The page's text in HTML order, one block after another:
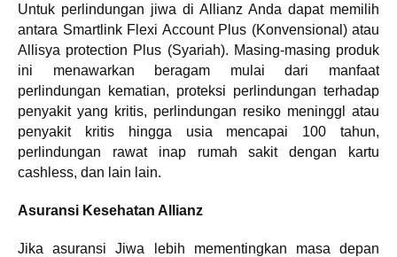
Untuk perlindungan jiwa di Allianz Anda dapat memilih
antara Smartlink Flexi Account Plus (Konvensional) atau
Allisya protection Plus (Syariah). Masing-masing produk
ini menawarkan beragam mulai dari manfaat
perlindungan kematian, proteksi perlindungan terhadap
penyakit yang kritis, perlindungan resiko meninggl atau
penyakit kritis hingga usia mencapai 100 tahun,
perlindungan rawat inap rumah sakit dengan kartu
cashless, dan lain lain.
Asuransi Kesehatan Allianz
Jika asuransi Jiwa lebih mementingkan masa depan